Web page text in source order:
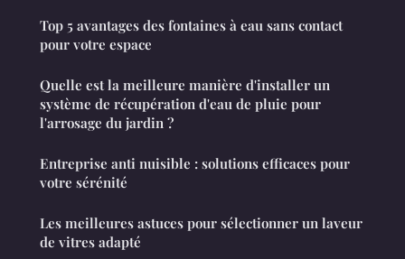
Top 5 avantages des fontaines à eau sans contact
pour votre espace
Quelle est la meilleure manière d'installer un
système de récupération d'eau de pluie pour
l'arrosage du jardin ?
Entreprise anti nuisible : solutions efficaces pour
votre sérénité
Les meilleures astuces pour sélectionner un laveur
de vitres adapté